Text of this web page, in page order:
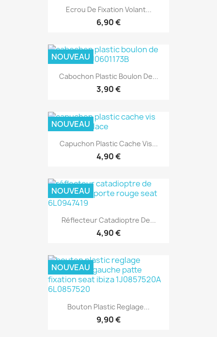
Ecrou De Fixation Volant...
6,90 €
Cabochon Plastic Boulon De...
3,90 €
NOUVEAU
Capuchon Plastic Cache Vis...
4,90 €
NOUVEAU
Réflecteur Catadioptre De...
4,90 €
NOUVEAU
Bouton Plastic Reglage...
9,90 €
NOUVEAU